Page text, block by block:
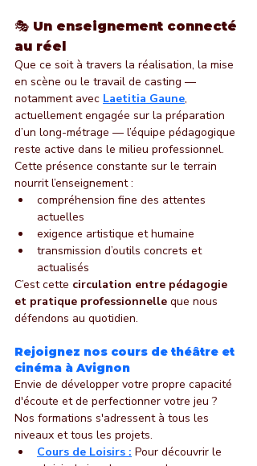
🎭 Un enseignement connecté
au réel
Que ce soit à travers la réalisation, la mise
en scène ou le travail de casting —
notamment avec Laetitia Gaune,
actuellement engagée sur la préparation
d’un long-métrage — l’équipe pédagogique
reste active dans le milieu professionnel.
Cette présence constante sur le terrain
nourrit l’enseignement :
compréhension fine des attentes
actuelles
exigence artistique et humaine
transmission d’outils concrets et
actualisés
C’est cette circulation entre pédagogie
et pratique professionnelle que nous
défendons au quotidien.
Rejoignez nos cours de théâtre et
cinéma à Avignon
Envie de développer votre propre capacité
d'écoute et de perfectionner votre jeu ?
Nos formations s'adressent à tous les
niveaux et tous les projets.
Cours de Loisirs : Pour découvrir le